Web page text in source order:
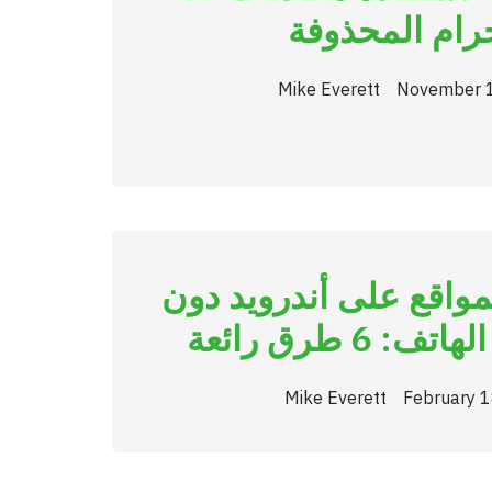
المحذوفة
Mike Everett November
على أندرويد دون
طرق رائعة
Mike Everett February